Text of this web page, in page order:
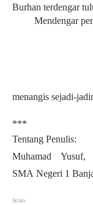
Burhan terdengar
Mendengar
menangis sejadi-
***
Tentang Penulis:
Muhamad Yusuf,
SMA Negeri 1
Iklan